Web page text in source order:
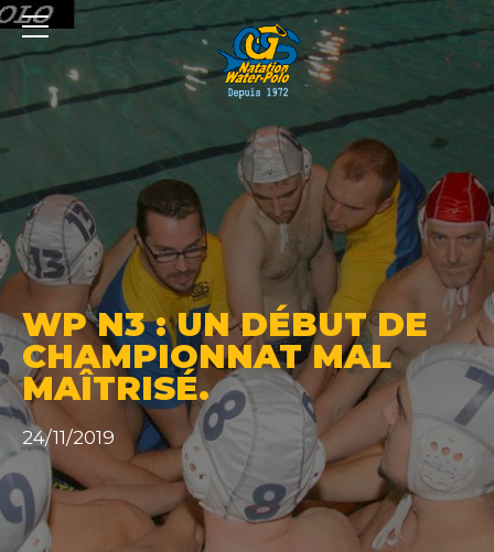
WP N3 : UN DÉBUT DE
CHAMPIONNAT MAL
MAÎTRISÉ.
24/11/2019
Panneau de gestion des cookies